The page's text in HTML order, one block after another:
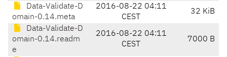
Data-Validate-D
omain-0.14.meta
2016-08-22 04:11
CEST
32 KiB
Data-Validate-D
omain-0.14.readm
e
2016-08-22 04:11
CEST
7000 B